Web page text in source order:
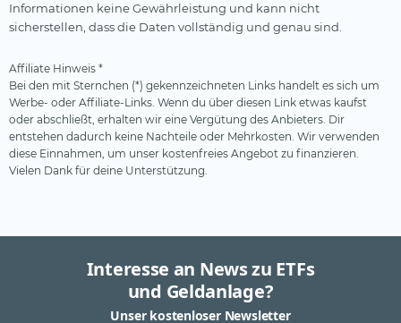
Informationen keine Gewährleistung und kann nicht
sicherstellen, dass die Daten vollständig und genau sind.
Affiliate Hinweis *
Bei den mit Sternchen (*) gekennzeichneten Links handelt es sich um
Werbe- oder Affiliate-Links. Wenn du über diesen Link etwas kaufst
oder abschließt, erhalten wir eine Vergütung des Anbieters. Dir
entstehen dadurch keine Nachteile oder Mehrkosten. Wir verwenden
diese Einnahmen, um unser kostenfreies Angebot zu finanzieren.
Vielen Dank für deine Unterstützung.
Interesse an News zu ETFs
und Geldanlage?
Unser kostenloser Newsletter